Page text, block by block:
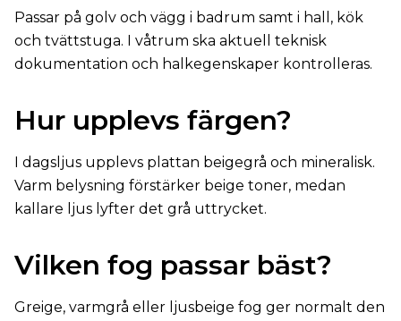
Passar på golv och vägg i badrum samt i hall, kök
och tvättstuga. I våtrum ska aktuell teknisk
dokumentation och halkegenskaper kontrolleras.
Hur upplevs färgen?
I dagsljus upplevs plattan beigegrå och mineralisk.
Varm belysning förstärker beige toner, medan
kallare ljus lyfter det grå uttrycket.
Vilken fog passar bäst?
Greige, varmgrå eller ljusbeige fog ger normalt den